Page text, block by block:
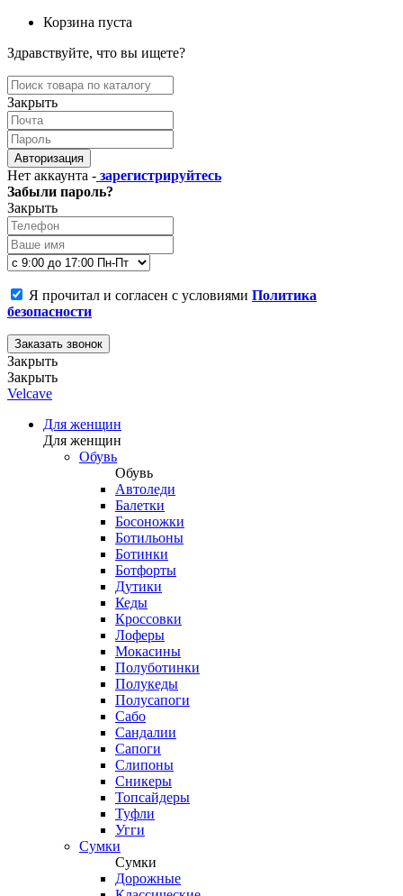
Корзина пуста
Здравствуйте, что вы ищете?
Закрыть
Авторизация
Нет аккаунта - зарегистрируйтесь
Забыли пароль?
Закрыть
Я прочитал и согласен с условиями Политика
безопасности
Заказать звонок
Закрыть
Закрыть
Velcave
Для женщин
Для женщин
Обувь
Обувь
Автоледи
Балетки
Босоножки
Ботильоны
Ботинки
Ботфорты
Дутики
Кеды
Кроссовки
Лоферы
Мокасины
Полуботинки
Полукеды
Полусапоги
Сабо
Сандалии
Сапоги
Слипоны
Сникеры
Топсайдеры
Туфли
Угги
Сумки
Сумки
Дорожные